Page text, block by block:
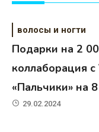
волосы и ногти
Подарки на 2
коллаборация
«Пальчики» на
29.02.2024